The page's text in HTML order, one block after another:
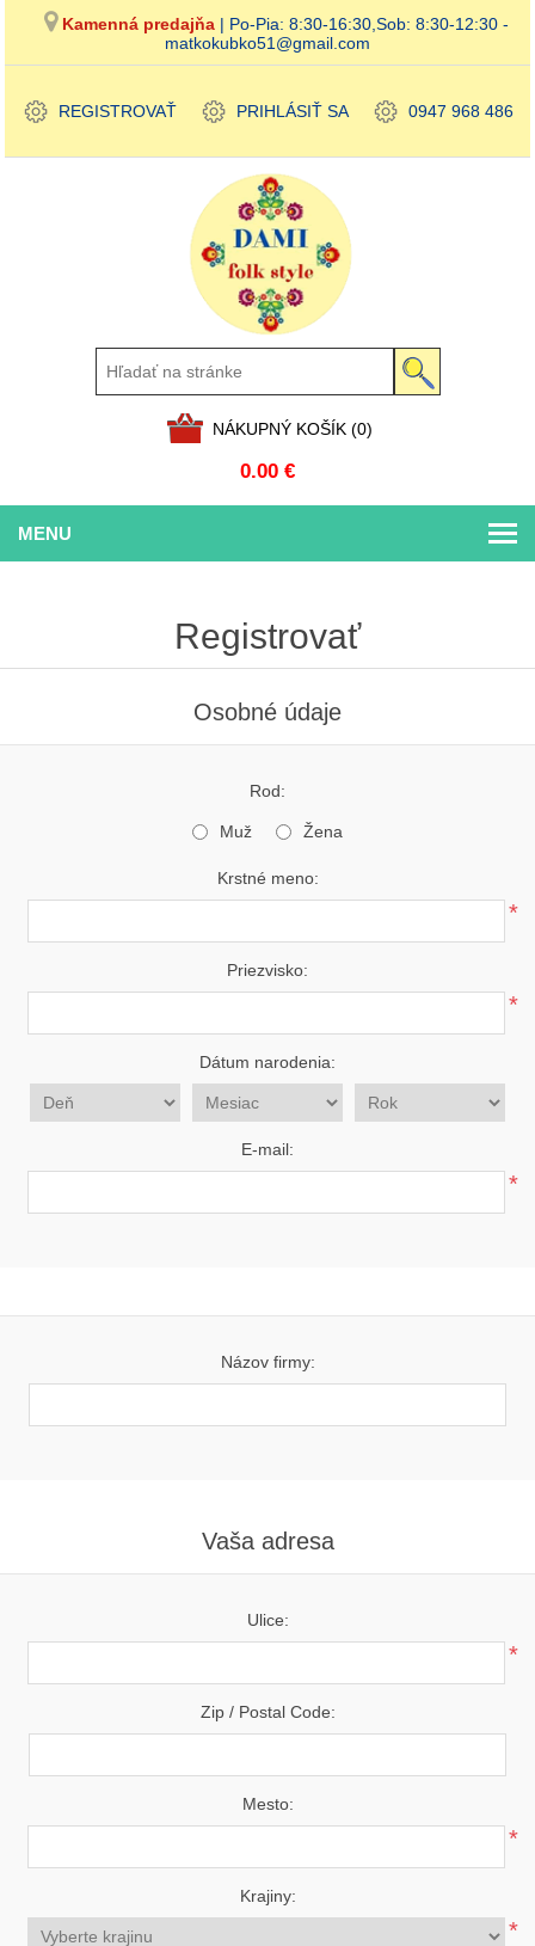
Kamenná predajňa | Po-Pia: 8:30-16:30,Sob: 8:30-12:30 -
matkokubko51@gmail.com
REGISTROVAŤ PRIHLÁSIŤ SA 0947 968 486
NÁKUPNÝ KOŠÍK (0)
0.00 €
MENU
Registrovať
Osobné údaje
Rod:
Muž Žena
Krstné meno:
*
Priezvisko:
*
Dátum narodenia:
E-mail:
*
Názov firmy:
Vaša adresa
Ulice:
*
Zip / Postal Code:
Mesto:
*
Krajiny:
*